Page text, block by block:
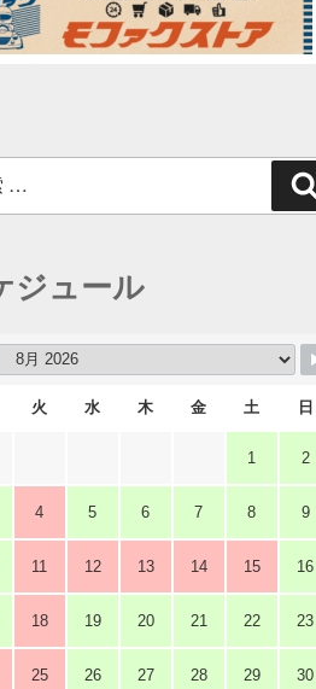
ジュール
火 水 木 金 土 日
1 2
4 5 6 7 8 9
11 12 13 14 15 16
18 19 20 21 22 23
25 26 27 28 29 30